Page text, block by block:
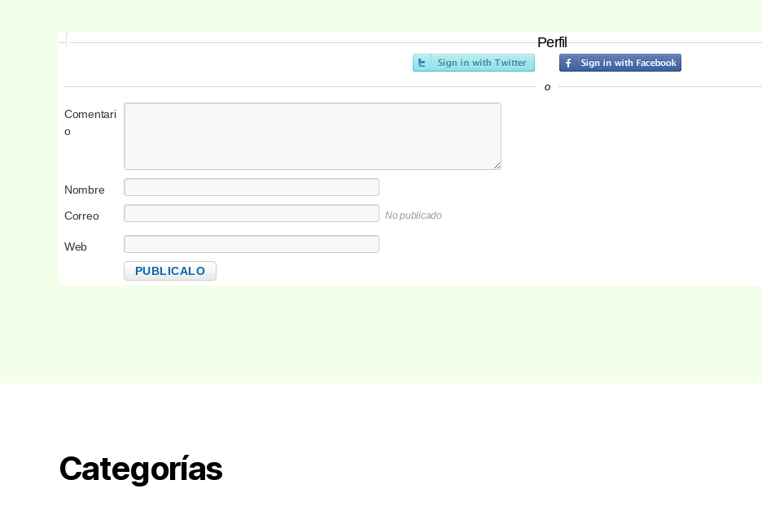
Perfil
o
Comentari
o
Nombre
Correo
No publicado
Web
Categorías